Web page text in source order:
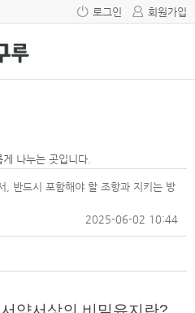
로그인 회원가입
나누는 곳입니다.
, 반드시 포함해야 할 조항과 지키는 방
2025-06-02 10:44